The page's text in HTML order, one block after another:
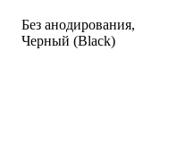
Без анодирования,
Черный (Black)